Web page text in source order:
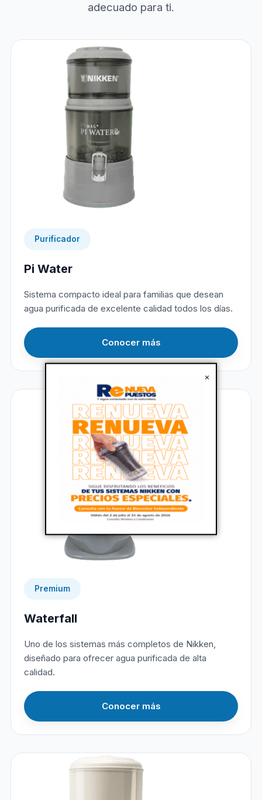
×
adecuado para ti.
Purificador
Pi Water
Sistema compacto ideal para familias que desean
agua purificada de excelente calidad todos los días.
Conocer más
Premium
Waterfall
Uno de los sistemas más completos de Nikken,
diseñado para ofrecer agua purificada de alta
calidad.
Conocer más